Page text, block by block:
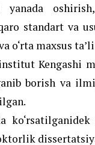
yanada
standart va
o‘rta maxsus
Kengashi
borish va